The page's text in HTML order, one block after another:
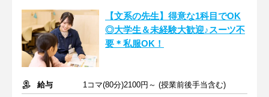
【文系の先生】得意な1科目でOK
◎大学生＆未経験大歓迎♪スーツ不
要＊私服OK！
給与
1コマ(80分)2100円～ (授業前後手当含む)